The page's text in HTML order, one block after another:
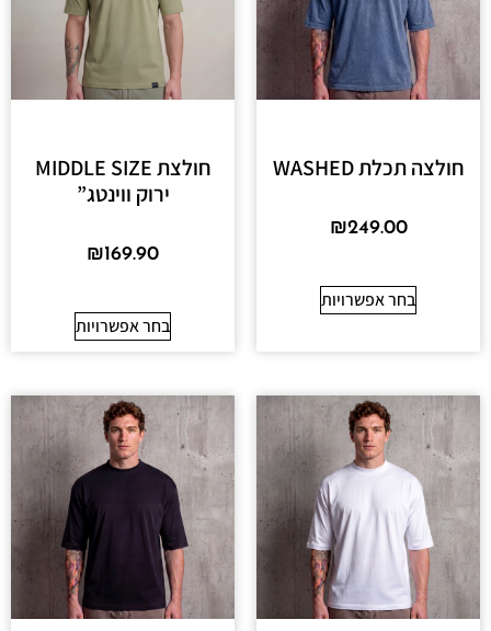
חולצה תכלת WASHED
₪249.00
בחר אפשרויות
חולצת MIDDLE SIZE
ירוק ווינטג”
₪169.90
בחר אפשרויות